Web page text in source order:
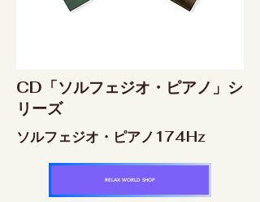
CD「ソルフェジオ・ピアノ」シ
リーズ
ソルフェジオ・ピアノ174Hz
RELAX WORLD SHOP